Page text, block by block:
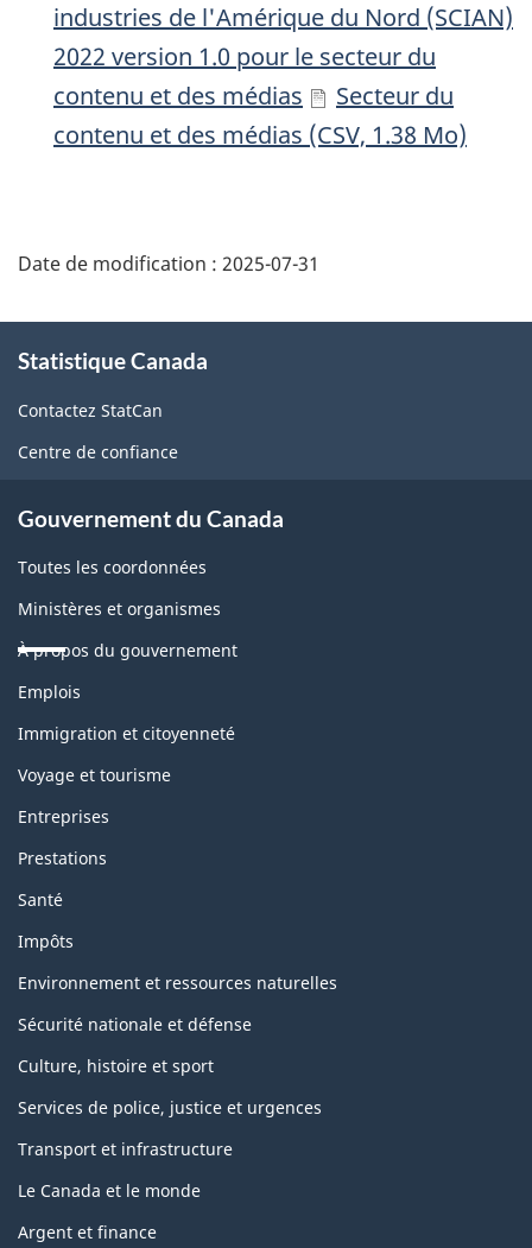
industries de l'Amérique du Nord (SCIAN)
2022 version 1.0 pour le secteur du
contenu et des médias
Secteur du
contenu et des médias (CSV, 1.38 Mo)
Date de modification : 2025-07-31
propos
de
ce
Statistique Canada
Contactez StatCan
Centre de confiance
Gouvernement du Canada
Toutes les coordonnées
Ministères et organismes
À propos du gouvernement
Thèmes
sujets
Emplois
Immigration et citoyenneté
Voyage et tourisme
Entreprises
Prestations
Santé
Impôts
Environnement et ressources naturelles
Sécurité nationale et défense
Culture, histoire et sport
Services de police, justice et urgences
Transport et infrastructure
Le Canada et le monde
Argent et finance